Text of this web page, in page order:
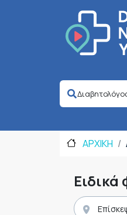
ΑΡΧΙΚΗ
Ειδικά